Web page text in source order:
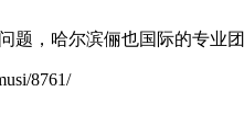
，哈尔滨俪也国际的专业
8761/